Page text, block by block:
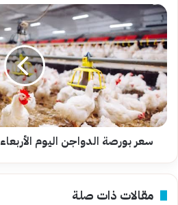
سعر
بورصة
الدواجن
اليوم
الأربعاء
8-
5-
2024
في
الأسواق
سعر بورصة الدواجن اليوم الأربعاء 8-5-2024 في الأسواق
مقالات ذات صلة